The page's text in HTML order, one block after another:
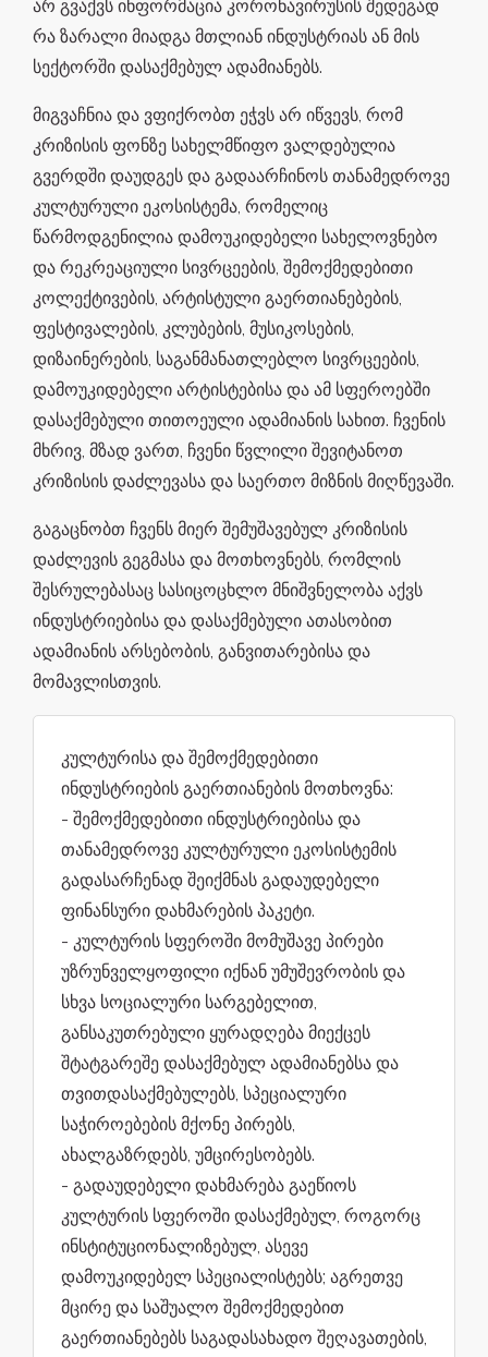
არ გვაქვს ინფორმაცია კორონავირუსის შედეგად
რა ზარალი მიადგა მთლიან ინდუსტრიას ან მის
სექტორში დასაქმებულ ადამიანებს.
მიგვაჩნია და ვფიქრობთ ეჭვს არ იწვევს, რომ
კრიზისის ფონზე სახელმწიფო ვალდებულია
გვერდში დაუდგეს და გადაარჩინოს თანამედროვე
კულტურული ეკოსისტემა, რომელიც
წარმოდგენილია დამოუკიდებელი სახელოვნებო
და რეკრეაციული სივრცეების, შემოქმედებითი
კოლექტივების, არტისტული გაერთიანებების,
ფესტივალების, კლუბების, მუსიკოსების,
დიზაინერების, საგანმანათლებლო სივრცეების,
დამოუკიდებელი არტისტებისა და ამ სფეროებში
დასაქმებული თითოეული ადამიანის სახით. ჩვენის
მხრივ, მზად ვართ, ჩვენი წვლილი შევიტანოთ
კრიზისის დაძლევასა და საერთო მიზნის მიღწევაში.
გაგაცნობთ ჩვენს მიერ შემუშავებულ კრიზისის
დაძლევის გეგმასა და მოთხოვნებს, რომლის
შესრულებასაც სასიცოცხლო მნიშვნელობა აქვს
ინდუსტრიებისა და დასაქმებული ათასობით
ადამიანის არსებობის, განვითარებისა და
მომავლისთვის.
კულტურისა და შემოქმედებითი
ინდუსტრიების გაერთიანების მოთხოვნა:
- შემოქმედებითი ინდუსტრიებისა და
თანამედროვე კულტურული ეკოსისტემის
გადასარჩენად შეიქმნას გადაუდებელი
ფინანსური დახმარების პაკეტი.
- კულტურის სფეროში მომუშავე პირები
უზრუნველყოფილი იქნან უმუშევრობის და
სხვა სოციალური სარგებელით,
განსაკუთრებული ყურადღება მიექცეს
შტატგარეშე დასაქმებულ ადამიანებსა და
თვითდასაქმებულებს, სპეციალური
საჭიროებების მქონე პირებს,
ახალგაზრდებს, უმცირესობებს.
- გადაუდებელი დახმარება გაეწიოს
კულტურის სფეროში დასაქმებულ, როგორც
ინსტიტუციონალიზებულ, ასევე
დამოუკიდებელ სპეციალისტებს; აგრეთვე
მცირე და საშუალო შემოქმედებით
გაერთიანებებს საგადასახადო შეღავათების,